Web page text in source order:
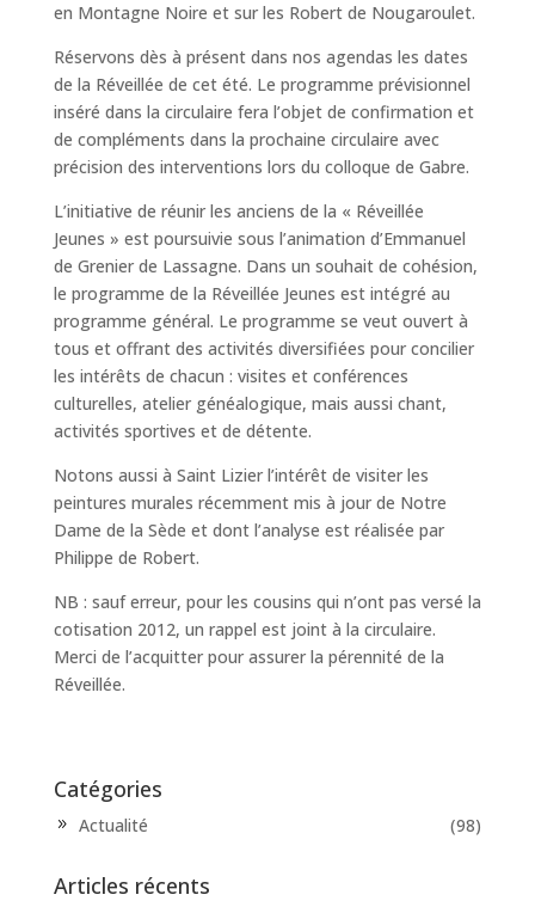
en Montagne Noire et sur les Robert de Nougaroulet.
Réservons dès à présent dans nos agendas les dates
de la Réveillée de cet été. Le programme prévisionnel
inséré dans la circulaire fera l’objet de confirmation et
de compléments dans la prochaine circulaire avec
précision des interventions lors du colloque de Gabre.
L’initiative de réunir les anciens de la « Réveillée
Jeunes » est poursuivie sous l’animation d’Emmanuel
de Grenier de Lassagne. Dans un souhait de cohésion,
le programme de la Réveillée Jeunes est intégré au
programme général. Le programme se veut ouvert à
tous et offrant des activités diversifiées pour concilier
les intérêts de chacun : visites et conférences
culturelles, atelier généalogique, mais aussi chant,
activités sportives et de détente.
Notons aussi à Saint Lizier l’intérêt de visiter les
peintures murales récemment mis à jour de Notre
Dame de la Sède et dont l’analyse est réalisée par
Philippe de Robert.
NB : sauf erreur, pour les cousins qui n’ont pas versé la
cotisation 2012, un rappel est joint à la circulaire.
Merci de l’acquitter pour assurer la pérennité de la
Réveillée.
Catégories
Actualité (98)
Articles récents